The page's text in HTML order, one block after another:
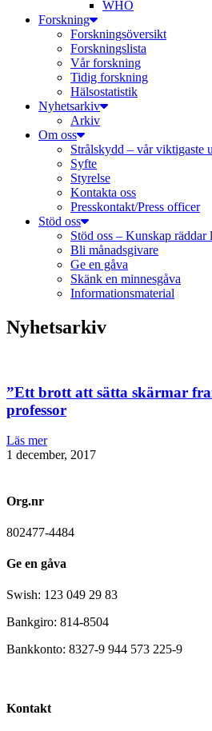
WHO
Forskning
Forskningsöversikt
Forskningslista
Vår forskning
Tidig forskning
Hälsostatistik
Nyhetsarkiv
Arkiv
Om oss
Strålskydd – vår viktigaste
Syfte
Styrelse
Kontakta oss
Presskontakt/Press officer
Stöd oss
Stöd oss – Kunskap räddar
Bli månadsgivare
Ge en gåva
Skänk en minnesgåva
Informationsmaterial
Nyhetsarkiv
”Ett brott att sätta skärmar
professor
Läs mer
1 december, 2017
Org.nr
802477-4484
Ge en gåva
Swish: 123 049 29 83
Bankgiro: 814-8504
Bankkonto: 8327-9 944 573 225-9
Kontakt